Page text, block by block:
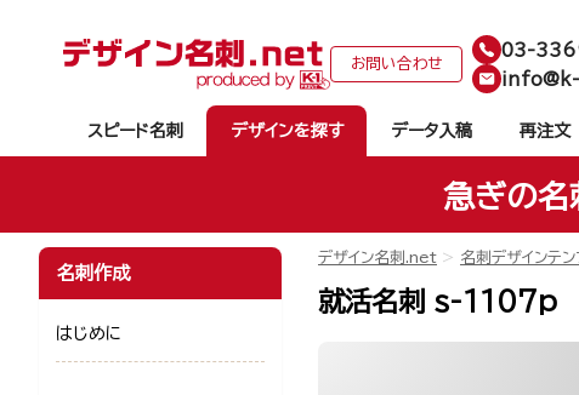
お問い合わせ
03-
スピード名刺 デザインを探す データ入稿 再注文
急ぎの名
デザイン名刺.net 名刺デザインテン
就活名刺 s-1107p
名刺作成
はじめに